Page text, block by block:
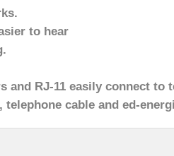
to hear
RJ-11 easily connect to
cable and ed-